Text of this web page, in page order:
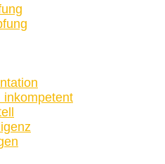
inkompetent